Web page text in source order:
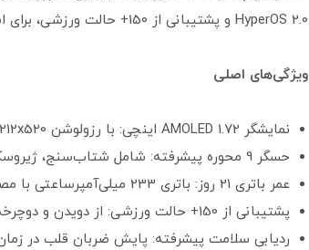
HyperOS 2.0 و پشتیبانی از 150+ حالت ورزشی، برای استفاده روزمره، ورزش و مدیریت سلامت ایده‌آل است.
ویژگی‌های اصلی
نمایشگر AMOLED 1.72 اینچی: با رزولوشن 212x520، روشنایی 1500 نیت، و حاشیه‌های متقارن 2 میلی‌متری برای تجربه بصری بهتر.
حسگر 9 محوره پیشرفته: شامل شتاب‌سنج، ژیروسکوپ و قطب‌نمای الکترونیکی برای ردیابی دقیق فعالیت‌های ورزشی مانند شنا با دقت 96%.
عمر باتری 21 روز: باتری 233 میلی‌آمپرساعتی با مصرف بهینه، حتی در حالت استفاده سنگین با AOD و پایش مداوم.
پشتیبانی از 150+ حالت ورزشی: از دویدن و دوچرخه‌سواری تا ورزش‌های خاص مانند صخره‌نوردی و پدل‌بورد، با معیارهایی مانند VO₂ max و زمان ریکاوری.
ردیابی سلامت پیشرفته: پایش ضربان قلب در زمان واقعی، اکسیژن خون، خواب